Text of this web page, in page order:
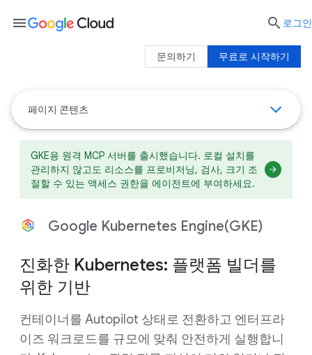
페이지 콘텐츠
GKE용 원격 MCP 서버를 출시했습니다. 로컬 설치를
관리하지 않고도 리소스를 프로비저닝, 검사, 크기 조
절할 수 있는 액세스 권한을 에이전트에 부여하세요.
Google Kubernetes Engine(GKE)
진화한 Kubernetes: 플랫폼 빌더를
위한 기반
컨테이너를 Autopilot 상태로 전환하고 엔터프라
이즈 워크로드를 규모에 맞춰 안전하게 실행합니
menu  로그인
무료로 시작하기
문의하기